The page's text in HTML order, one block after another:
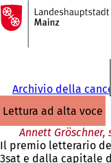
Vai al contenuto
Alla
pagina
iniziale
Archivio della
lettura ad alta voce
Annett
Il premio letterario
3sat e dalla capitale